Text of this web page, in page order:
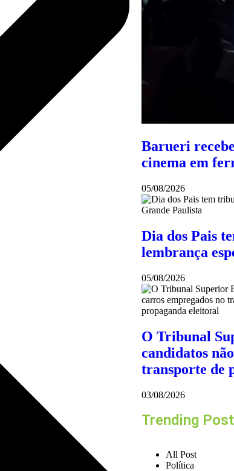
Barueri
cinema em
05/08/2026
Dia dos Pais
lembrança
05/08/2026
O Tribunal
candidatos
transporte de
03/08/2026
Trending
All Post
Política